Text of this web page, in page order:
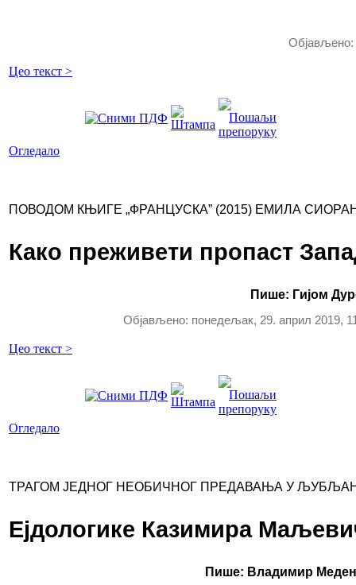
Објављено:
Цео текст >
Огледало
ПОВОДОМ КЊИГЕ „ФРАНЦУСКА” (2015) ЕМИЛА
Како преживети пропаст
Пише: Гијом
Објављено: понедељак, 29. април 2019,
Цео текст >
Огледало
ТРАГОМ ЈЕДНОГ НЕОБИЧНОГ ПРЕДАВАЊА У
Ејдологике Казимира
Пише: Владимир